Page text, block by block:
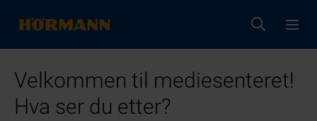
Velkommen til mediesenteret!
Hva ser du etter?